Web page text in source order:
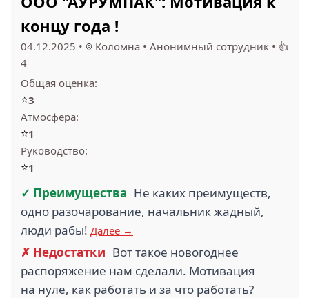
2.3
ВАШ ПЕРСОНАЛ (2) ОЗОН (2)
ДОМ ОБУВИ ТОФА
1.3 4
БАЗИЛИК (2)
концу года !
04.12.2025 • Коломна • Анонимный сотрудник • 👍
4
Общая оценка:
⭐3
Атмосфера:
⭐1
Руководство:
⭐1
✓ Преимущества Не каких преимуществ,
одно разочарование, начальник жадный,
люди рабы! Далее →
✗ Недостатки Вот такое новогоднее
распоряжение нам сделали. Мотивация
на нуле, как работать и за что работать?